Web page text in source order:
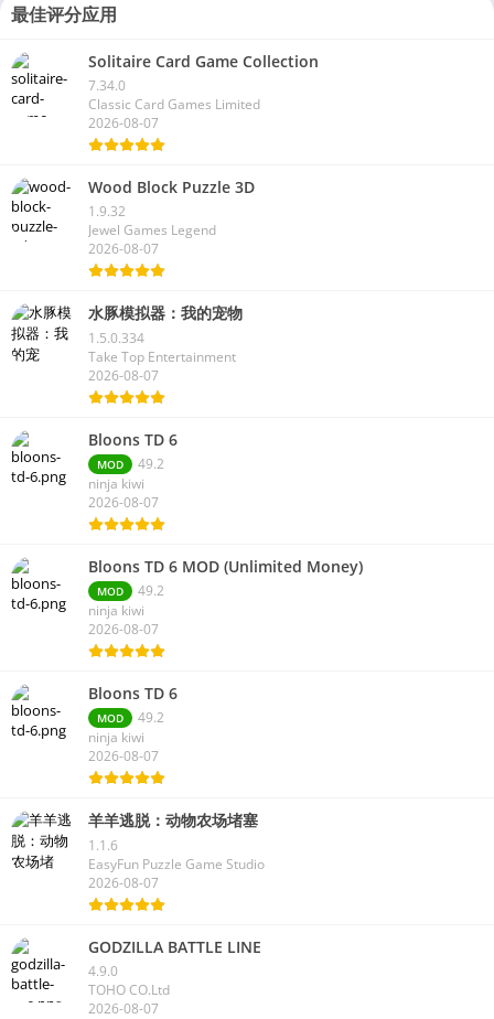
最佳评分应用
Solitaire Card Game Collection
7.34.0
Classic Card Games Limited
2026-08-07
Wood Block Puzzle 3D
1.9.32
Jewel Games Legend
2026-08-07
水豚模拟器：我的宠物
1.5.0.334
Take Top Entertainment
2026-08-07
Bloons TD 6
MOD
49.2
ninja kiwi
2026-08-07
Bloons TD 6 MOD (Unlimited Money)
MOD
49.2
ninja kiwi
2026-08-07
Bloons TD 6
MOD
49.2
ninja kiwi
2026-08-07
羊羊逃脱：动物农场堵塞
1.1.6
EasyFun Puzzle Game Studio
2026-08-07
GODZILLA BATTLE LINE
4.9.0
TOHO CO.Ltd
2026-08-07